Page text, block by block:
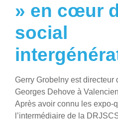
» en cœur
social
Gerry Grobelny est directeur
Georges Dehove à
Après avoir connu les expo-
l’intermédiaire de la